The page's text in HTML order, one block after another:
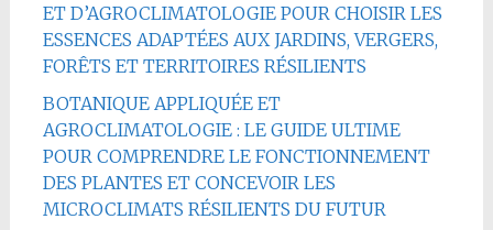
ET D’AGROCLIMATOLOGIE POUR CHOISIR LES
ESSENCES ADAPTÉES AUX JARDINS, VERGERS,
FORÊTS ET TERRITOIRES RÉSILIENTS
BOTANIQUE APPLIQUÉE ET
AGROCLIMATOLOGIE : LE GUIDE ULTIME
POUR COMPRENDRE LE FONCTIONNEMENT
DES PLANTES ET CONCEVOIR LES
MICROCLIMATS RÉSILIENTS DU FUTUR